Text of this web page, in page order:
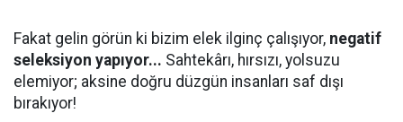
Fakat gelin görün ki bizim elek ilginç çalışıyor, negatif
seleksiyon yapıyor... Sahtekârı, hırsızı, yolsuzu
elemiyor; aksine doğru düzgün insanları saf dışı
bırakıyor!